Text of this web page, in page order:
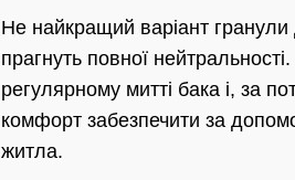
Не найкращий варіант гранули
прагнуть повної
регулярному митті бака і, за
комфорт забезпечити за
житла.